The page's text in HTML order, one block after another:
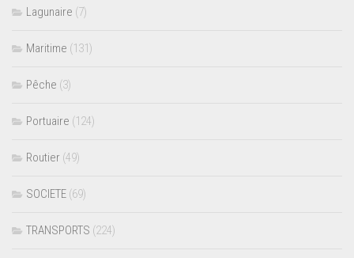
Lagunaire (7)
Maritime (131)
Pêche (3)
Portuaire (124)
Routier (49)
SOCIETE (69)
TRANSPORTS (224)